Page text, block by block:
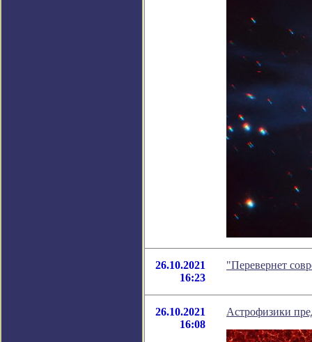
26.10.2021
16:23
"Перевернет
26.10.2021
16:08
Астрофизики